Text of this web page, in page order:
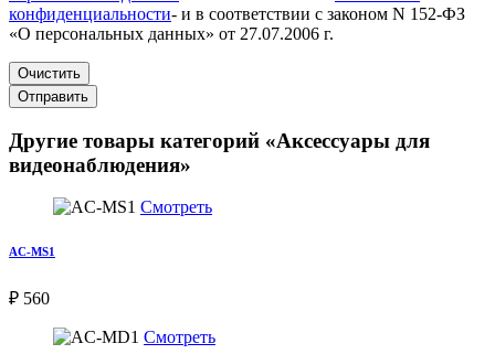
конфиденциальности- и в соответствии с законом N 152-ФЗ
«О персональных данных» от 27.07.2006 г.
Очистить
Отправить
Другие товары категорий «Аксессуары для
видеонаблюдения»
Смотреть
AC-MS1
₽ 560
Смотреть